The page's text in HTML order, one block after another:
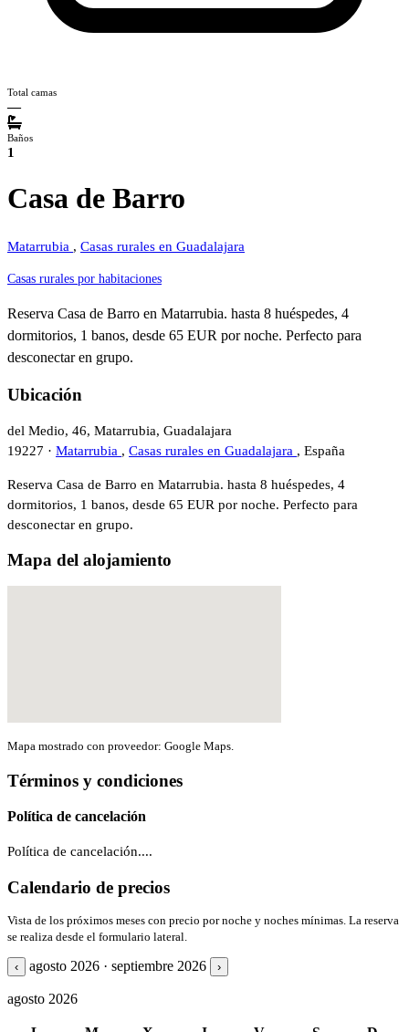
Total camas
—
Baños
1
Casa de Barro
Matarrubia , Casas rurales en Guadalajara
Casas rurales por habitaciones
Reserva Casa de Barro en Matarrubia. hasta 8 huéspedes, 4
dormitorios, 1 banos, desde 65 EUR por noche. Perfecto para
desconectar en grupo.
Ubicación
del Medio, 46, Matarrubia, Guadalajara
19227 · Matarrubia , Casas rurales en Guadalajara , España
Reserva Casa de Barro en Matarrubia. hasta 8 huéspedes, 4
dormitorios, 1 banos, desde 65 EUR por noche. Perfecto para
desconectar en grupo.
Mapa del alojamiento
Mapa mostrado con proveedor: Google Maps.
Términos y condiciones
Política de cancelación
Política de cancelación....
Calendario de precios
Vista de los próximos meses con precio por noche y noches mínimas. La reserva
se realiza desde el formulario lateral.
‹ agosto 2026 · septiembre 2026 ›
agosto 2026